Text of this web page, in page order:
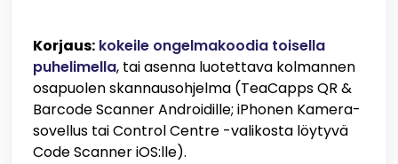
Korjaus: kokeile ongelmakoodia toisella
puhelimella, tai asenna luotettava kolmannen
osapuolen skannausohjelma (TeaCapps QR &
Barcode Scanner Androidille; iPhonen Kamera-
sovellus tai Control Centre -valikosta löytyvä
Code Scanner iOS:lle).